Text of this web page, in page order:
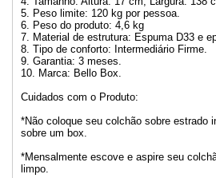
5. Peso limite: 120 kg por pessoa.
6. Peso do produto: 4,6 kg
7. Material de estrutura: Espuma D33 e
8. Tipo de conforto: Intermediário Firme.
9. Garantia: 3 meses.
10. Marca: Bello Box.
Cuidados com o Produto:
*Não coloque seu colchão sobre estrado
sobre um box.
*Mensalmente escove e aspire seu
limpo.